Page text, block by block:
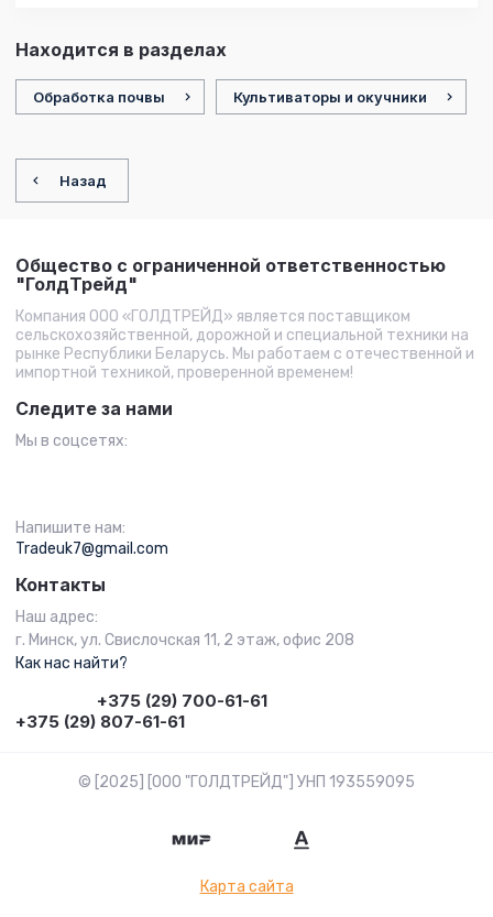
Находится в разделах
Обработка почвы Культиваторы и окучники
Назад
Общество с ограниченной ответственностью
"ГолдТрейд"
Компания ООО «ГОЛДТРЕЙД» является поставщиком
сельскохозяйственной, дорожной и специальной техники на
рынке Республики Беларусь. Мы работаем с отечественной и
импортной техникой, проверенной временем!
Следите за нами
Мы в соцсетях:
Напишите нам:
Tradeuk7@gmail.com
Контакты
Наш адрес:
г. Минск, ул. Свислочская 11, 2 этаж, офис 208
Как нас найти?
+375 (29) 700-61-61
+375 (29) 807-61-61
© [2025] [ООО "ГОЛДТРЕЙД"] УНП 193559095
Карта сайта